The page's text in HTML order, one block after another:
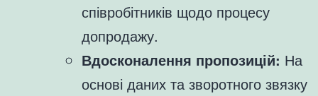
співробітників щодо процесу
допродажу.
Вдосконалення пропозицій: На
основі даних та зворотного звязку